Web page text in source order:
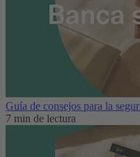
Guía de consejos para la
7 min de lectura